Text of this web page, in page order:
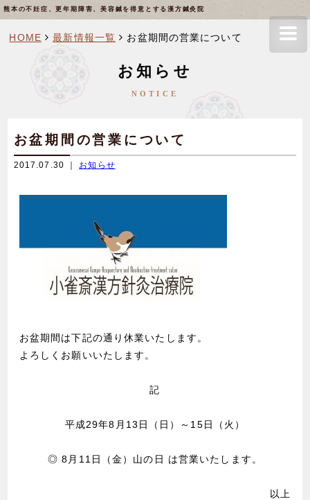
熊本の不妊症、更年期障害、美容鍼を得意とする漢方鍼灸院
HOME 最新情報一覧 お盆期間の営業について
お知らせ
NOTICE
お盆期間の営業について
2017.07.30 ｜ お知らせ
お盆期間は下記の通り休業いたします。
よろしくお願いいたします。
記
平成29年8月13日（日）～15日（火）
◎ 8月11日（金）山の日 は営業いたします。
以上